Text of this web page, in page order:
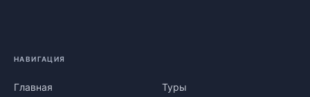
НАВИГАЦИЯ
Главная Туры